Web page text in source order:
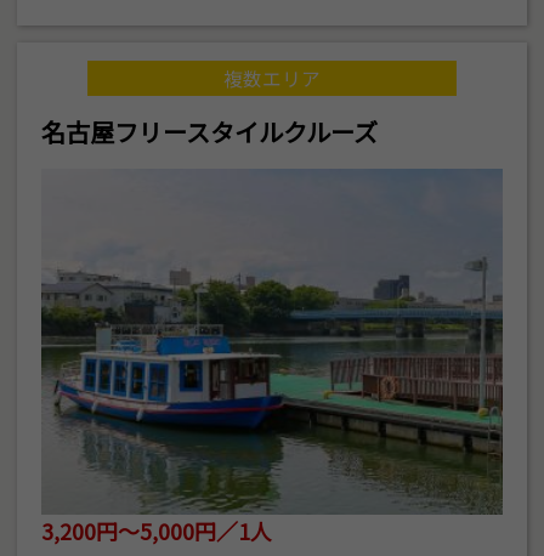
複数エリア
名古屋フリースタイルクルーズ
3,200円～5,000円／1人